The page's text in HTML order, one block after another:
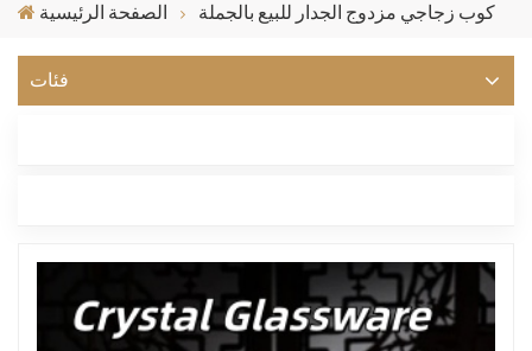
الصفحة الرئيسية كوب زجاجي مزدوج الجدار للبيع بالجملة
فئات